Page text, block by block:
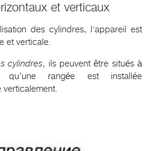
et verticaux
des cylindres, l'appareil est
et verticale.
cylindres, ils peuvent être situés à
qu’une rangée est installée
verticalement.